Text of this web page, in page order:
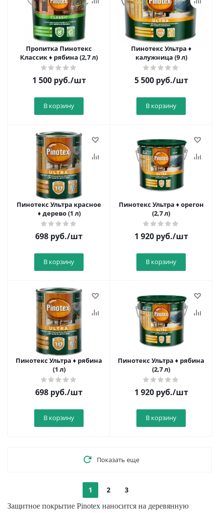
Пропитка Пинотекс
Классик ♦ рябина (2,7 л)
1 500руб./шт
В корзину
Пинотекс Ультра ♦
калужница (9 л)
5 500руб./шт
В корзину
Пинотекс Ультра красное
♦ дерево (1 л)
698 руб./шт
В корзину
Пинотекс Ультра ♦ орегон
(2,7 л)
1 920руб./шт
В корзину
Пинотекс Ультра ♦ рябина
(1 л)
698 руб./шт
В корзину
Пинотекс Ультра ♦ рябина
(2,7 л)
1 920руб./шт
В корзину
Показать еще
1 2 3
Защитное покрытие Pinotex наносится на деревянную